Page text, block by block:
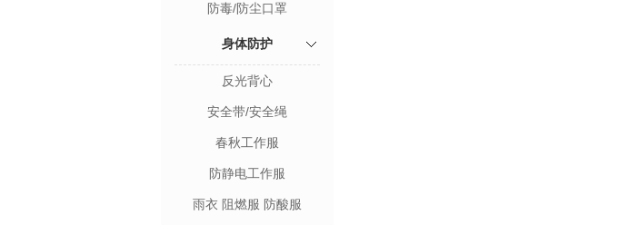
防毒/防尘口罩
身体防护
反光背心
安全带/安全绳
春秋工作服
防静电工作服
雨衣 阻燃服 防酸服